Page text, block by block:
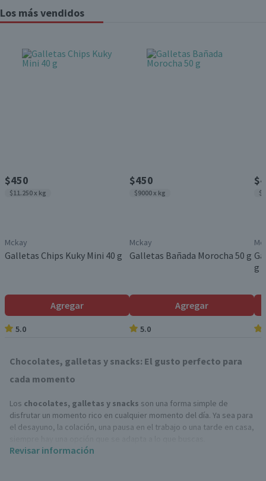
Los más vendidos
$450
$11.250 x kg
Mckay
Galletas Chips Kuky Mini 40 g
Agregar
5.0
$450
$9000 x kg
Mckay
Galletas Bañada Morocha 50 g
Agregar
5.0
g
Chocolates, galletas y snacks: El gusto perfecto para
cada momento
Los chocolates, galletas y snacks son una forma simple de
disfrutar un momento rico en cualquier momento del día. Ya sea para
el desayuno, la colación, una pausa en el trabajo o una tarde en casa,
Revisar información